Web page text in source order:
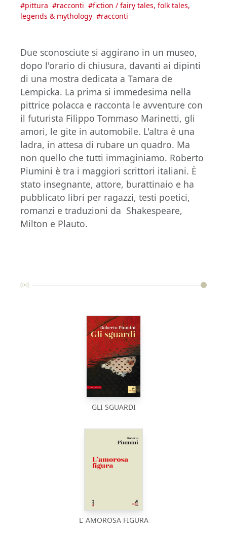
#pittura #racconti #fiction / fairy tales, folk tales,
legends & mythology #racconti
Due sconosciute si aggirano in un museo,
dopo l'orario di chiusura, davanti ai dipinti
di una mostra dedicata a Tamara de
Lempicka. La prima si immedesima nella
pittrice polacca e racconta le avventure con
il futurista Filippo Tommaso Marinetti, gli
amori, le gite in automobile. L'altra è una
ladra, in attesa di rubare un quadro. Ma
non quello che tutti immaginiamo. Roberto
Piumini è tra i maggiori scrittori italiani. È
stato insegnante, attore, burattinaio e ha
pubblicato libri per ragazzi, testi poetici,
romanzi e traduzioni da Shakespeare,
Milton e Plauto.
GLI SGUARDI
L' AMOROSA FIGURA